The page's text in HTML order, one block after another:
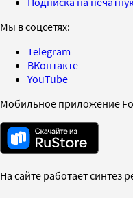
Мы в соцсетях:
Telegram
ВКонтакте
YouTube
Мобильное приложение
На сайте работает синтез